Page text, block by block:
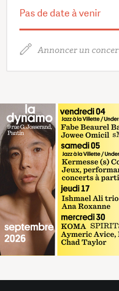
Pas de date à venir
Annoncer un